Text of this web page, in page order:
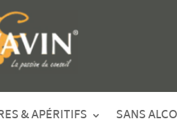
& APÉRITIFS SANS